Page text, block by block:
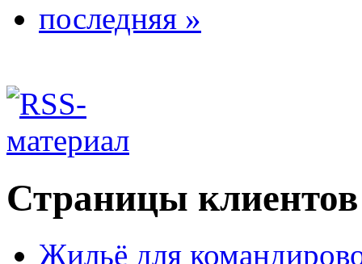
последняя »
Страницы клиентов
Жильё для